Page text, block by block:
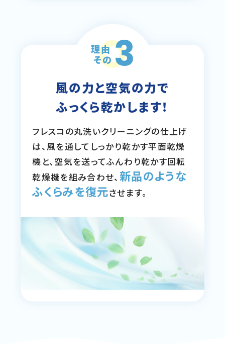
理由
その3
風の力と空気の力で
ふっくら乾かします！
フレスコの丸洗いクリーニングの仕上げ
は、風を通してしっかり乾かす平面乾燥
機と、空気を送ってふんわり乾かす回転
乾燥機を組み合わせ、 新品のような
ふくらみを復元させます。